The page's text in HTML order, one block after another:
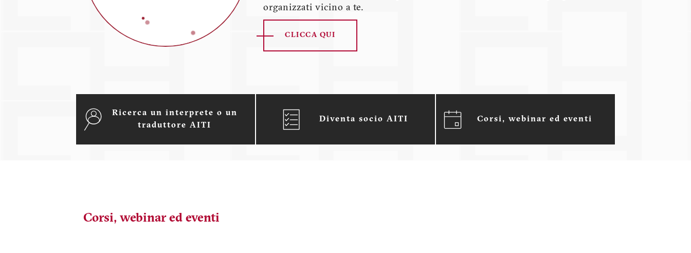
organizzati vicino a te.
CLICCA QUI
Ricerca un interprete o un
traduttore AITI
Diventa socio AITI Corsi, webinar ed eventi
Corsi, webinar ed eventi